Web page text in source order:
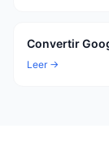
Convertir
Leer →